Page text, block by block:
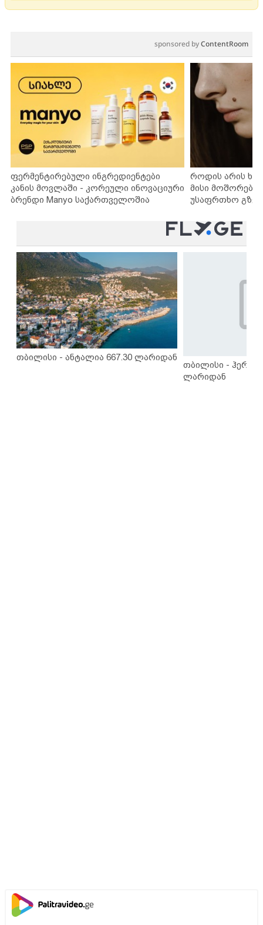
sponsored byContentRoom
ფერმენტირებული ინგრედიენტები
კანის მოვლაში - კორეული ინოვაციური
ბრენდი Manyo საქართველოშია
როდის არის
მისი
უსაფრთხო
თბილისი - ანტალია 667.30 ლარიდან
თბილისი -
ლარიდან